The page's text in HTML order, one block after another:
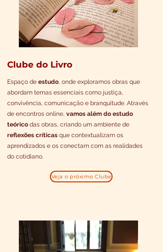
Clube do Livro
Espaço de estudo, onde exploramos obras que
abordam temas essenciais como justiça,
convivência, comunicação e branquitude. Através
de encontros online, vamos além do estudo
teórico das obras, criando um ambiente de
reflexões críticas que contextualizam os
aprendizados e os conectam com as realidades
do cotidiano.
Veja o próximo Clube